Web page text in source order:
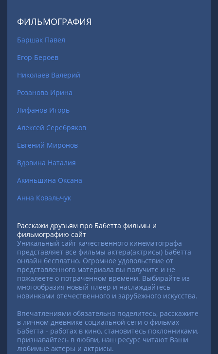
ФИЛЬМОГРАФИЯ
Баршак Павел
Егор Бероев
Николаев Валерий
Розанова Ирина
Лифанов Игорь
Алексей Серебряков
Евгений Миронов
Вдовина Наталия
Акиньшина Оксана
Анна Ковальчук
Расскажи друзьям про Бабетта фильмы и
фильмографию сайт
Уникальный сайт качественного кинематографа
представляет все фильмы актера(актрисы) Бабетта
онлайн бесплатно. Огромное удовольствие от
представленного материала вы получите и не
пожалеете о потраченном времени. Выбирайте из
многообразия новый плеер и наслаждайтесь
новинками отечественного и зарубежного искусства.
Впечатлениями обязательно поделитесь, расскажите
в личном дневнике социальной сети о фильмах
Бабетта - работах в кино, становитесь поклонниками,
признавайтесь в любви, наш ресурс читают Ваши
любимые актеры и актрисы.